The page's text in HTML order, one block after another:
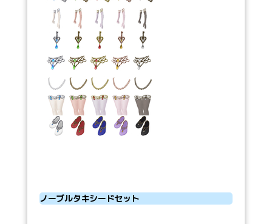
ノーブルタキシードセット